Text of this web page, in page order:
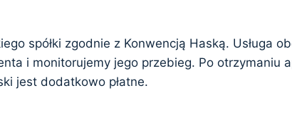
spółki zgodnie z Konwencją Haską. Usługa
i monitorujemy jego przebieg. Po otrzymaniu
jest dodatkowo płatne.